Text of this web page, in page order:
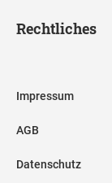
Rechtliches
Impressum
AGB
Datenschutz